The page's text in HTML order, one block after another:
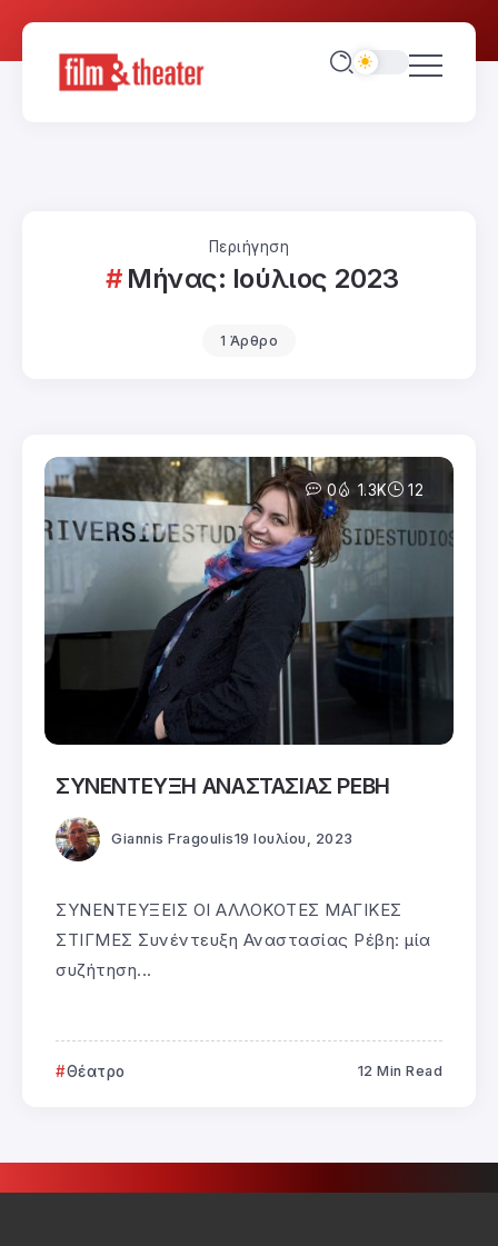
Περιήγηση
Μήνας: Ιούλιος 2023
1 Άρθρο
0 1.3K 12
ΣΥΝΕΝΤΕΥΞΗ ΑΝΑΣΤΑΣΙΑΣ ΡΕΒΗ
Giannis Fragoulis19 Ιουλίου, 2023
ΣΥΝΕΝΤΕΥΞΕΙΣ ΟΙ ΑΛΛΟΚΟΤΕΣ ΜΑΓΙΚΕΣ
ΣΤΙΓΜΕΣ Συνέντευξη Αναστασίας Ρέβη: μία
συζήτηση...
Θέατρο 12 Min Read